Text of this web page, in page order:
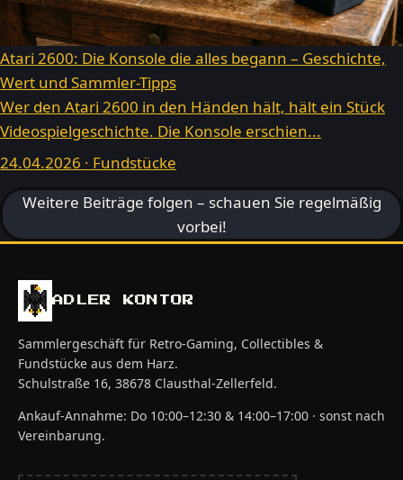
Atari 2600: Die Konsole die alles begann – Geschichte,
Wert und Sammler-Tipps
Wer den Atari 2600 in den Händen hält, hält ein Stück
Videospielgeschichte. Die Konsole erschien...
24.04.2026 · Fundstücke
Weitere Beiträge folgen – schauen Sie regelmäßig
vorbei!
ADLER KONTOR
Sammlergeschäft für Retro-Gaming, Collectibles &
Fundstücke aus dem Harz.
Schulstraße 16, 38678 Clausthal-Zellerfeld.
Ankauf-Annahme: Do 10:00–12:30 & 14:00–17:00 · sonst nach
Vereinbarung.